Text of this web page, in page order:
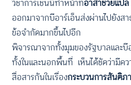
วิชาการเช่นนี้ทำหน้าที่อาสาช่วยแปล
ออกมาจากบีอาร์เอ็นส่งผ่านไปยังส
ข้อจำกัดมากขึ้นไปอีก
พิจารณาจากทั้งมุมของรัฐบาลและบี
ทั้งในและนอกพื้นที่ เห็นได้ชัดว่ามีค
สื่อสารกันในเรื่องกระบวนการสันติภ